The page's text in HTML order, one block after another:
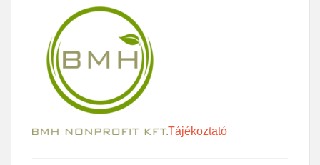
Tájékoztató